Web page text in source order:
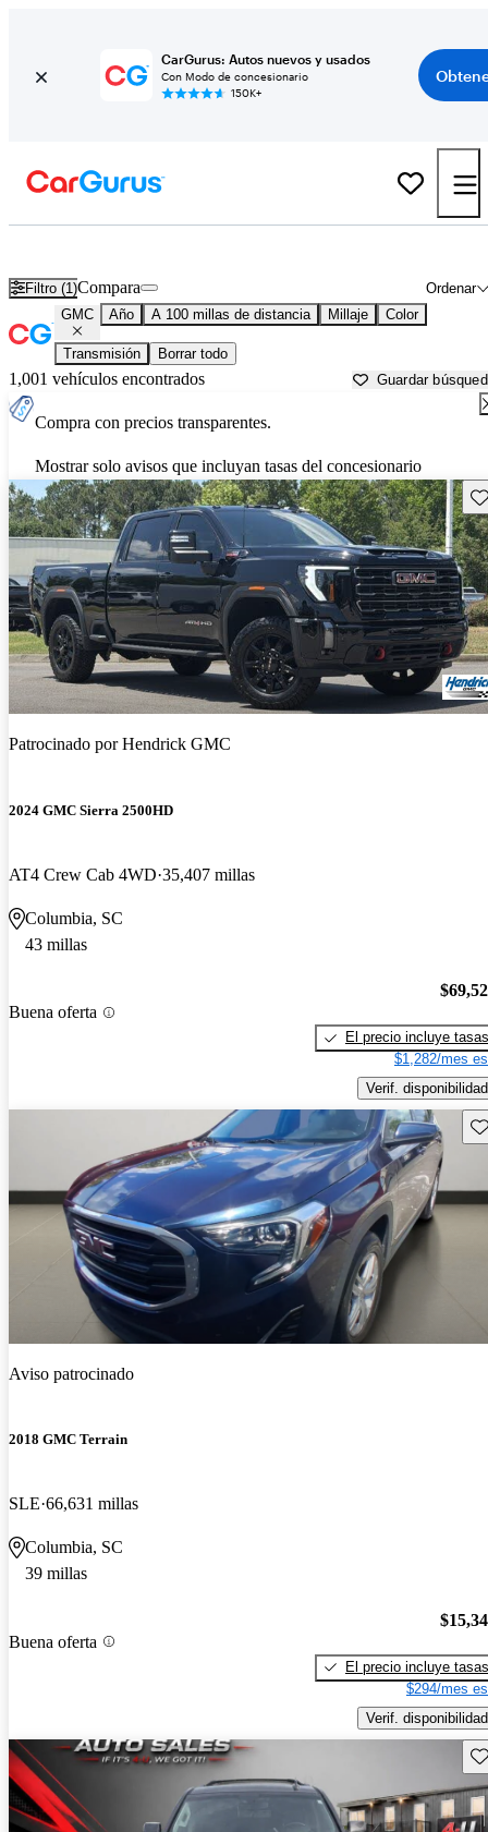
CarGurus: Autos nuevos y usados
Con Modo de concesionario
150K+
Filtro (1) Ordenar
Compara
GMC Año A 100 millas de distancia Millaje Color
Transmisión Borrar todo
1,001 vehículos encontrados Guardar
Compra con precios transparentes.
Mostrar solo avisos que incluyan tasas del concesionario
Patrocinado porHendrick GMC
2024 GMC Sierra 2500HD
AT4 Crew Cab 4WD 35,407 millas
Columbia, SC
43 millas
Buena oferta
El precio incluye tasas
$1,282/mes
Verif. disponibilidad
Aviso patrocinado
2018 GMC Terrain
SLE 66,631 millas
Columbia, SC
39 millas
Buena oferta
El precio incluye tasas
$294/mes
Verif. disponibilidad